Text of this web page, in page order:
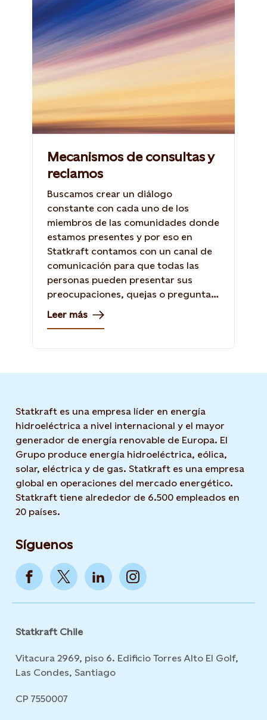
Mecanismos de consultas y
reclamos
Buscamos crear un diálogo
constante con cada uno de los
miembros de las comunidades donde
estamos presentes y por eso en
Statkraft contamos con un canal de
comunicación para que todas las
personas pueden presentar sus
preocupaciones, quejas o preguntas
directamente a la compañía.
Leer más
Statkraft es una empresa líder en energía
hidroeléctrica a nivel internacional y el mayor
generador de energía renovable de Europa. El
Grupo produce energía hidroeléctrica, eólica,
solar, eléctrica y de gas. Statkraft es una empresa
global en operaciones del mercado energético.
Statkraft tiene alrededor de 6.500 empleados en
20 países.
Síguenos
Statkraft Chile
Vitacura 2969, piso 6. Edificio Torres Alto El Golf,
Las Condes, Santiago
CP 7550007